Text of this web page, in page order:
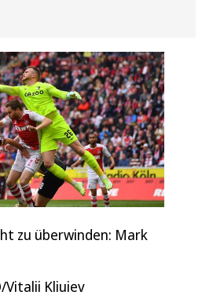
zu überwinden: Mark
Vitalii Kliuiev